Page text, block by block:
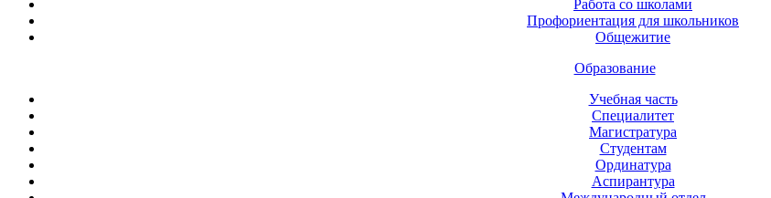
Работа со школами
Профориентация для школьников
Общежитие
Образование
Учебная часть
Специалитет
Магистратура
Студентам
Ординатура
Аспирантура